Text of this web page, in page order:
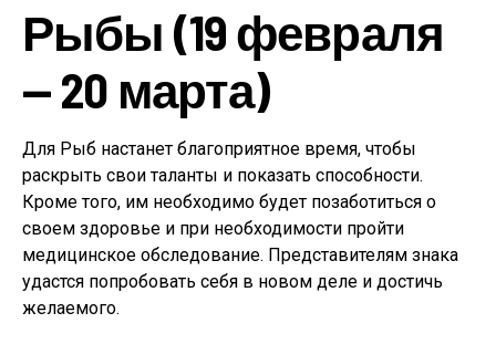
Рыбы (19 февраля
— 20 марта)
Для Рыб настанет благоприятное время, чтобы
раскрыть свои таланты и показать способности.
Кроме того, им необходимо будет позаботиться о
своем здоровье и при необходимости пройти
медицинское обследование. Представителям знака
удастся попробовать себя в новом деле и достичь
желаемого.